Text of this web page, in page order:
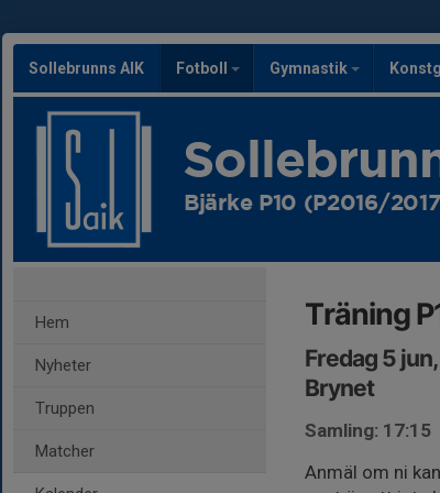
Sollebrunns AIK Fotboll Gymnastik
Bjärke P10 (P2016/
Hem
Nyheter
Truppen
Matcher
Träning
Fredag 5
Brynet
Samling: 17:15
Anmäl om ni